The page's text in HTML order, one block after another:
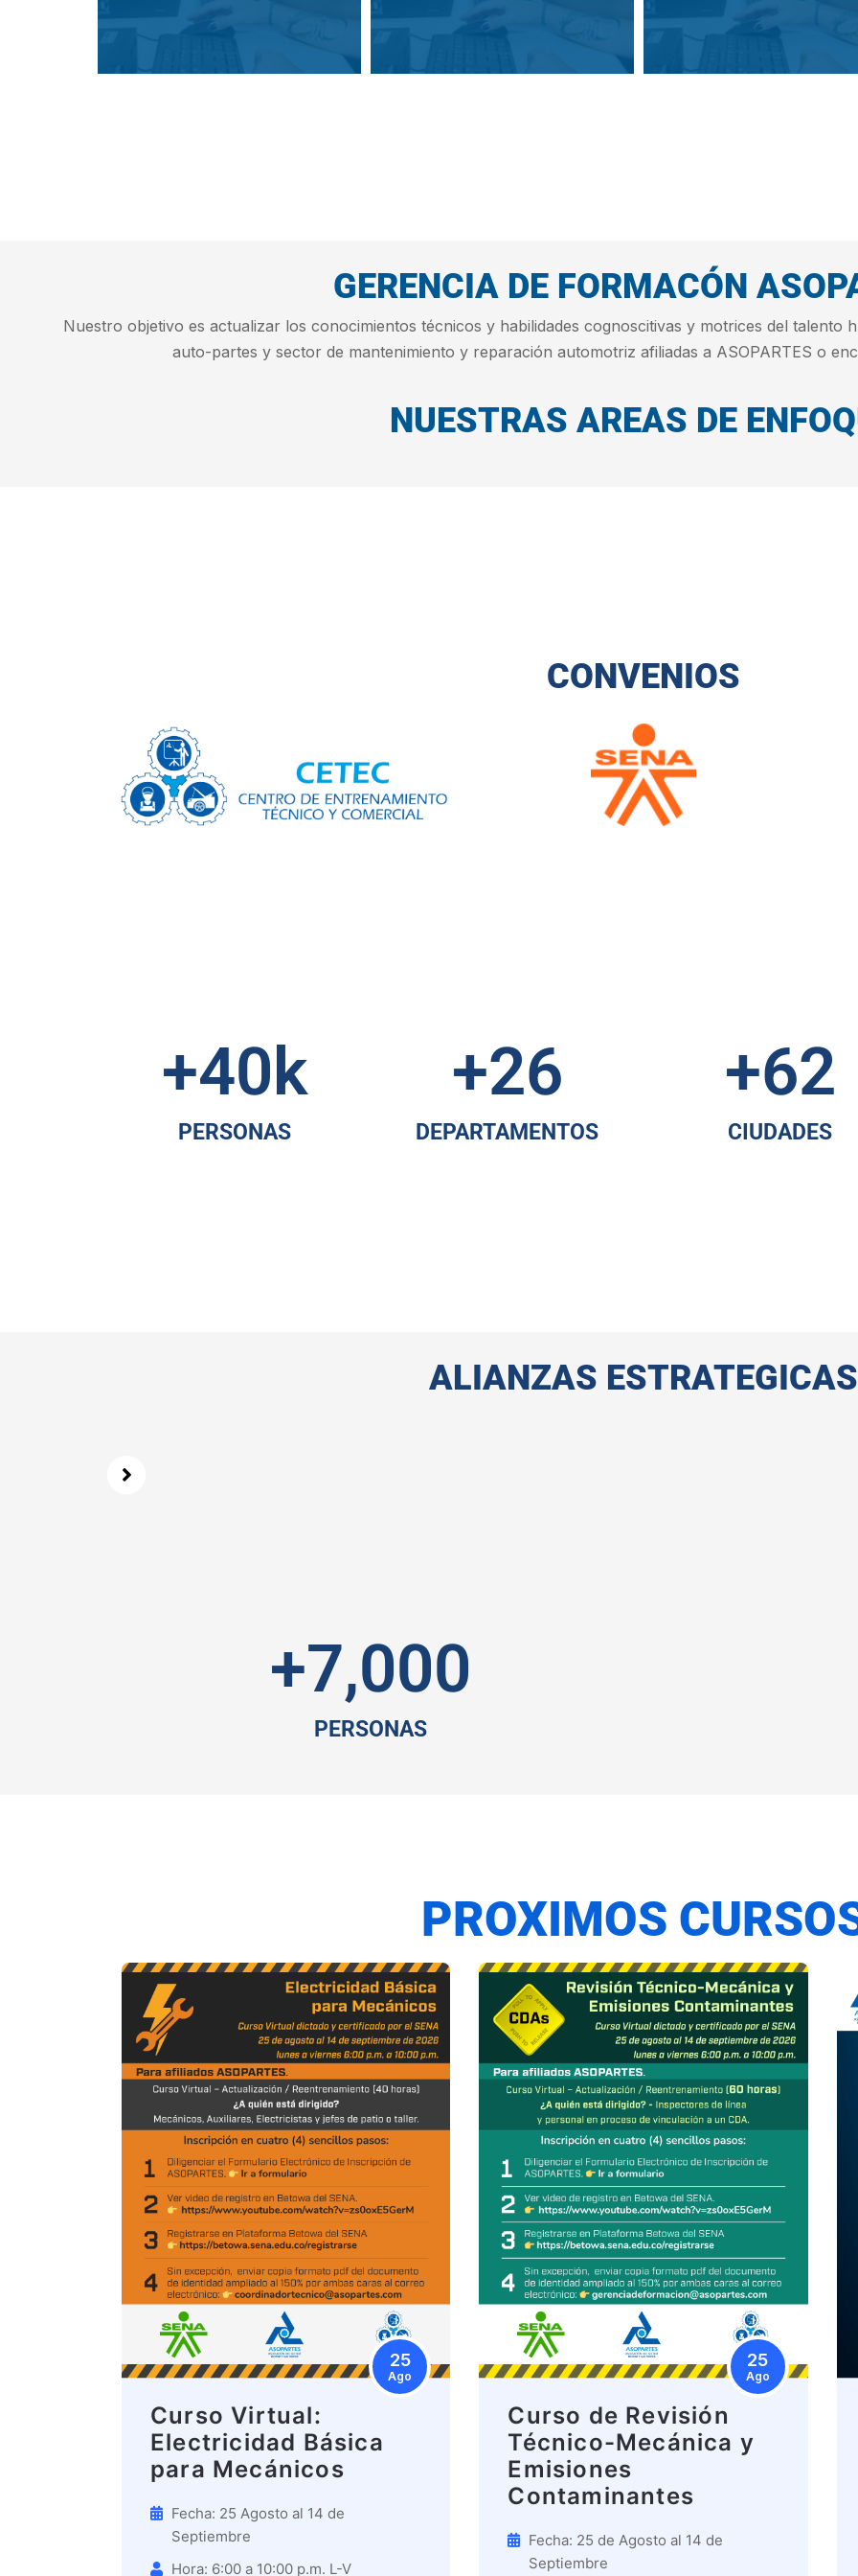
GERENCIA DE FORMACÓN
Nuestro objetivo es actualizar los conocimientos técnicos y habilidades cognoscitivas y motrices del talento
auto-partes y sector de mantenimiento y reparación automotriz afiliadas a ASOPARTES o
NUESTRAS AREAS DE
CONVENIOS
PERSONAS
+40k
DEPARTAMENTOS
+26
CIUDADES
+62
ALIANZAS ESTRATEGICAS
PERSONAS
+7,000
PROXIMOS
25
Ago
Curso Virtual:
Electricidad Básica
para Mecánicos
Fecha: 25 Agosto al 14 de
Septiembre
Hora: 6:00 a 10:00 p.m. L-V
25
Ago
Curso de Revisión
Técnico-Mecánica y
Emisiones
Contaminantes
Fecha: 25 de Agosto al 14 de
Septiembre